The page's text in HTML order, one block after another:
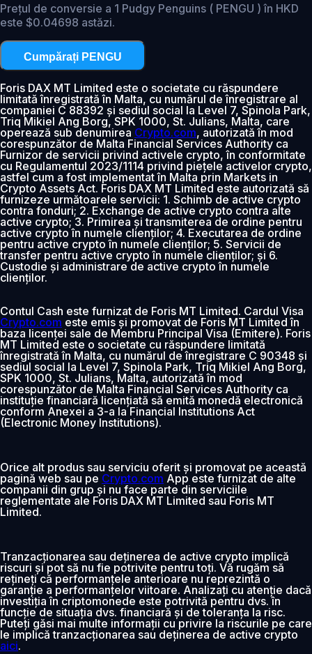
Prețul de conversie a 1 Pudgy Penguins ( PENGU ) în HKD
este $0.04698 astăzi.
Cumpărați PENGU
Foris DAX MT Limited este o societate cu răspundere
limitată înregistrată în Malta, cu numărul de înregistrare al
companiei C 88392 și sediul social la Level 7, Spinola Park,
Triq Mikiel Ang Borg, SPK 1000, St. Julians, Malta, care
operează sub denumirea Crypto.com, autorizată în mod
corespunzător de Malta Financial Services Authority ca
Furnizor de servicii privind activele crypto, în conformitate
cu Regulamentul 2023/1114 privind piețele activelor crypto,
astfel cum a fost implementat în Malta prin Markets in
Crypto Assets Act. Foris DAX MT Limited este autorizată să
furnizeze următoarele servicii: 1. Schimb de active crypto
contra fonduri; 2. Exchange de active crypto contra alte
active crypto; 3. Primirea și transmiterea de ordine pentru
active crypto în numele clienților; 4. Executarea de ordine
pentru active crypto în numele clienților; 5. Servicii de
transfer pentru active crypto în numele clienților; și 6.
Custodie și administrare de active crypto în numele
clienților.
Contul Cash este furnizat de Foris MT Limited. Cardul Visa
Crypto.com este emis și promovat de Foris MT Limited în
baza licenței sale de Membru Principal Visa (Emitere). Foris
MT Limited este o societate cu răspundere limitată
înregistrată în Malta, cu numărul de înregistrare C 90348 și
sediul social la Level 7, Spinola Park, Triq Mikiel Ang Borg,
SPK 1000, St. Julians, Malta, autorizată în mod
corespunzător de Malta Financial Services Authority ca
instituție financiară licențiată să emită monedă electronică
conform Anexei a 3-a la Financial Institutions Act
(Electronic Money Institutions).
Orice alt produs sau serviciu oferit și promovat pe această
pagină web sau pe Crypto.com App este furnizat de alte
companii din grup și nu face parte din serviciile
reglementate ale Foris DAX MT Limited sau Foris MT
Limited.
Tranzacționarea sau deținerea de active crypto implică
riscuri și pot să nu fie potrivite pentru toți. Vă rugăm să
rețineți că performanțele anterioare nu reprezintă o
garanție a performanțelor viitoare. Analizați cu atenție dacă
investiția în criptomonede este potrivită pentru dvs. în
funcție de situația dvs. financiară și de toleranța la risc.
Puteți găsi mai multe informații cu privire la riscurile pe care
le implică tranzacționarea sau deținerea de active crypto
aici.